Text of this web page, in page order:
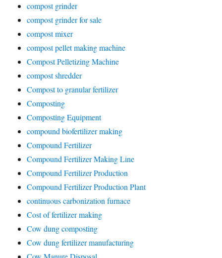
compost grinder
compost grinder for sale
compost mixer
compost pellet making machine
Compost Pelletizing Machine
compost shredder
Compost to granular fertilizer
Composting
Composting Equipment
compound biofertilizer making
Compound Fertilizer
Compound Fertilizer Making Line
Compound Fertilizer Production
Compound Fertilizer Production Plant
continuous carbonization furnace
Cost of fertilizer making
Cow dung composting
Cow dung fertilizer manufacturing